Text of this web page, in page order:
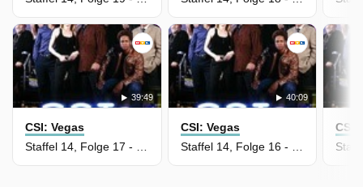
39:49
CSI: Vegas
40:09
CSI: Vegas
CSI: